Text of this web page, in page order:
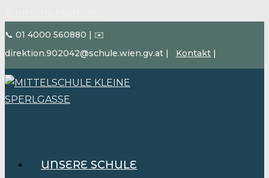
📞 01 4000 560880 | ✉️
direktion.902042@schule.wien.gv.at | Kontakt |
UNSERE SCHULE